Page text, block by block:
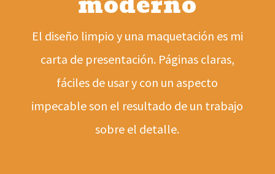
El diseño limpio y una maquetación es mi
carta de presentación. Páginas claras,
fáciles de usar y con un aspecto
impecable son el resultado de un trabajo
sobre el detalle.